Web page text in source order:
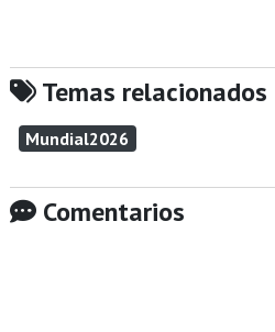
Temas relacionados
Mundial2026
Comentarios